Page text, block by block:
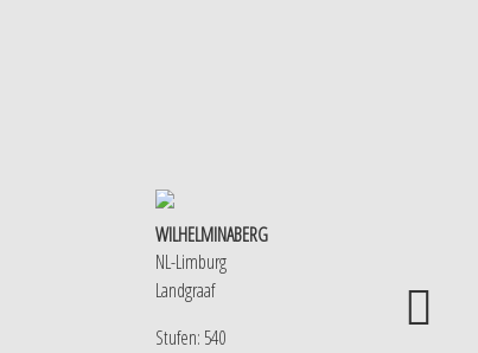
WILHELMINABERG
NL-Limburg
Landgraaf
Stufen: 540